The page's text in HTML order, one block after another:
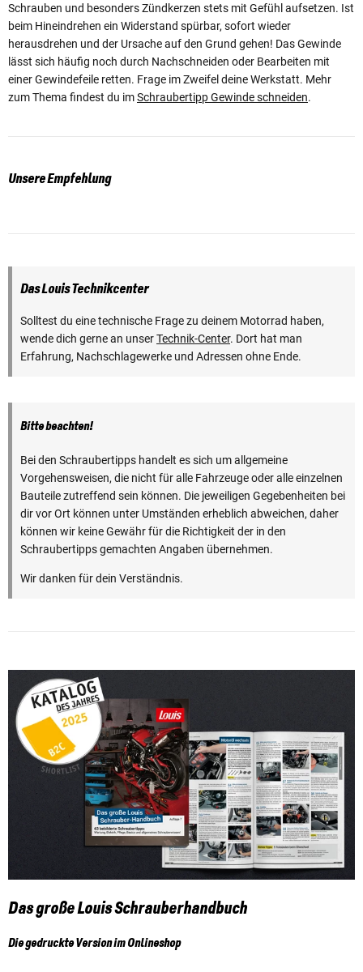
Schrauben und besonders Zündkerzen stets mit Gefühl aufsetzen. Ist
beim Hineindrehen ein Widerstand spürbar, sofort wieder
herausdrehen und der Ursache auf den Grund gehen! Das Gewinde
lässt sich häufig noch durch Nachschneiden oder Bearbeiten mit
einer Gewindefeile retten. Frage im Zweifel deine Werkstatt. Mehr
zum Thema findest du imSchraubertipp Gewinde schneiden.
Unsere Empfehlung
Das Louis Technikcenter
Solltest du eine technische Frage zu deinem Motorrad haben,
wende dich gerne an unserTechnik-Center. Dort hat man
Erfahrung, Nachschlagewerke und Adressen ohne Ende.
Bitte beachten!
Bei den Schraubertipps handelt es sich um allgemeine
Vorgehensweisen, die nicht für alle Fahrzeuge oder alle einzelnen
Bauteile zutreffend sein können. Die jeweiligen Gegebenheiten bei
dir vor Ort können unter Umständen erheblich abweichen, daher
können wir keine Gewähr für die Richtigkeit der in den
Schraubertipps gemachten Angaben übernehmen.
Wir danken für dein Verständnis.
Das große Louis Schrauberhandbuch
Die gedruckte Version im Onlineshop